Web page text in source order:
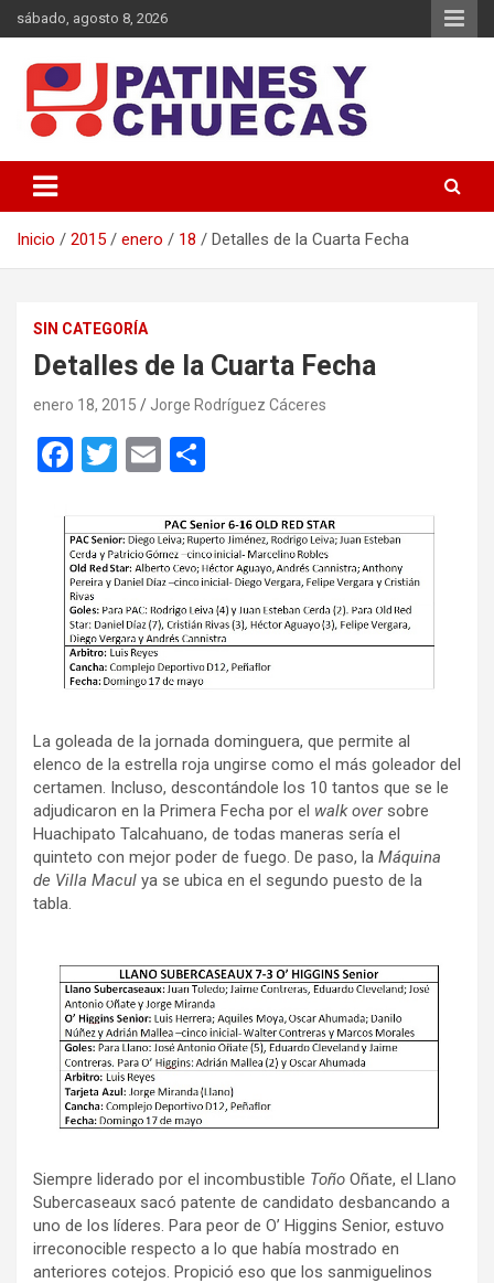
Saltar
al
sábado, agosto 8, 2026
Patines y Chuecas
Inicio 2015 enero 18 Detalles de la Cuarta Fecha
SIN CATEGORÍA
Detalles de la Cuarta Fecha
enero 18, 2015 Jorge Rodríguez Cáceres
F
ce
b
o
o
k
T
tt
er
E
ail m
p
ar
tir
La goleada de la jornada dominguera, que permite al
elenco de la estrella roja ungirse como el más goleador del
certamen. Incluso, descontándole los 10 tantos que se le
adjudicaron en la Primera Fecha por el walk oversobre
Huachipato Talcahuano, de todas maneras sería el
quinteto con mejor poder de fuego. De paso, la Máquina
de Villa Macul ya se ubica en el segundo puesto de la
tabla.
Siempre liderado por el incombustible Toño Oñate, el Llano
Subercaseaux sacó patente de candidato desbancando a
uno de los líderes. Para peor de O’ Higgins Senior, estuvo
irreconocible respecto a lo que había mostrado en
anteriores cotejos. Propició eso que los sanmiguelinos